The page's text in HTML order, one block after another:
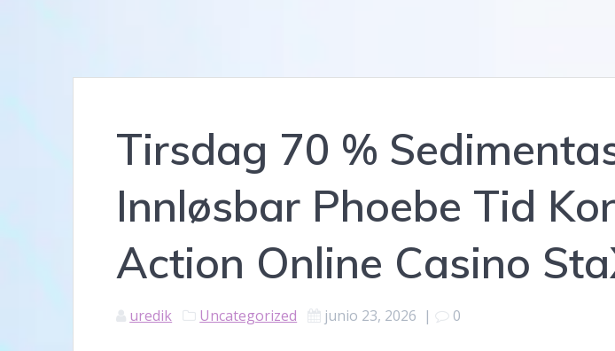
Tirsdag 70 %
Innløsbar Phoebe Tid
Action Online Casino
uredik Uncategorized junio 23, 2026 | 0